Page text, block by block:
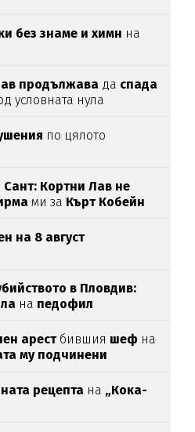
без знаме и химн на
продължава да спада
условната нула
по цялото
Сант: Кортни Лав не
ми за Кърт Кобейн
на 8 август
в Пловдив:
на педофил
арестбившия шеф на
му подчинени
рецепта на „Кока-